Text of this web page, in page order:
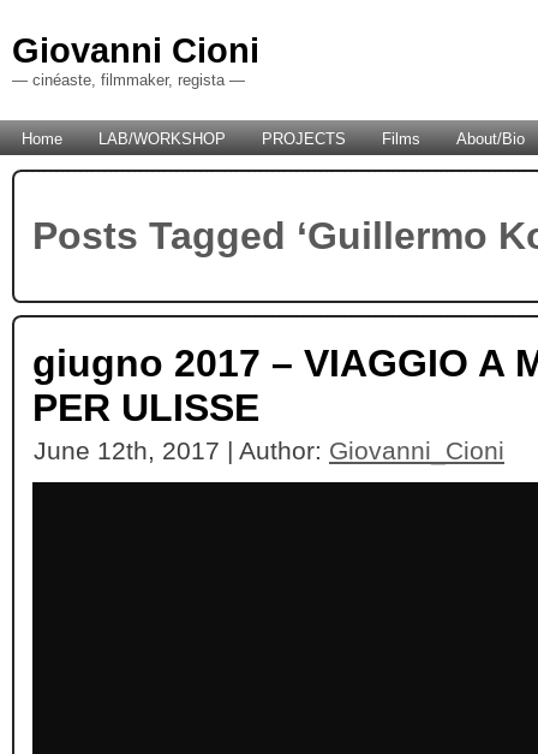
Giovanni Cioni
— cinéaste, filmmaker, regista —
Home LAB/WORKSHOP PROJECTS Films About/Bio
Posts Tagged ‘Guillermo
giugno 2017 – VIAGGIO A
PER ULISSE
June 12th, 2017 | Author: Giovanni_Cioni